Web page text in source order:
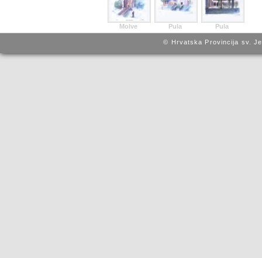
Molve Pula Pula
© Hrvatska Provincija sv.